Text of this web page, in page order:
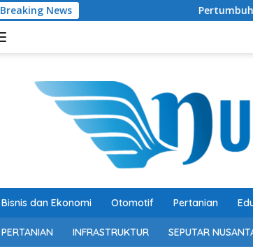
Breaking News Pertumbuhan 5,29 Persen,
Bisnis dan Ekonomi Otomotif Pertanian
PERTANIAN INFRASTRUKTUR SEPUTAR